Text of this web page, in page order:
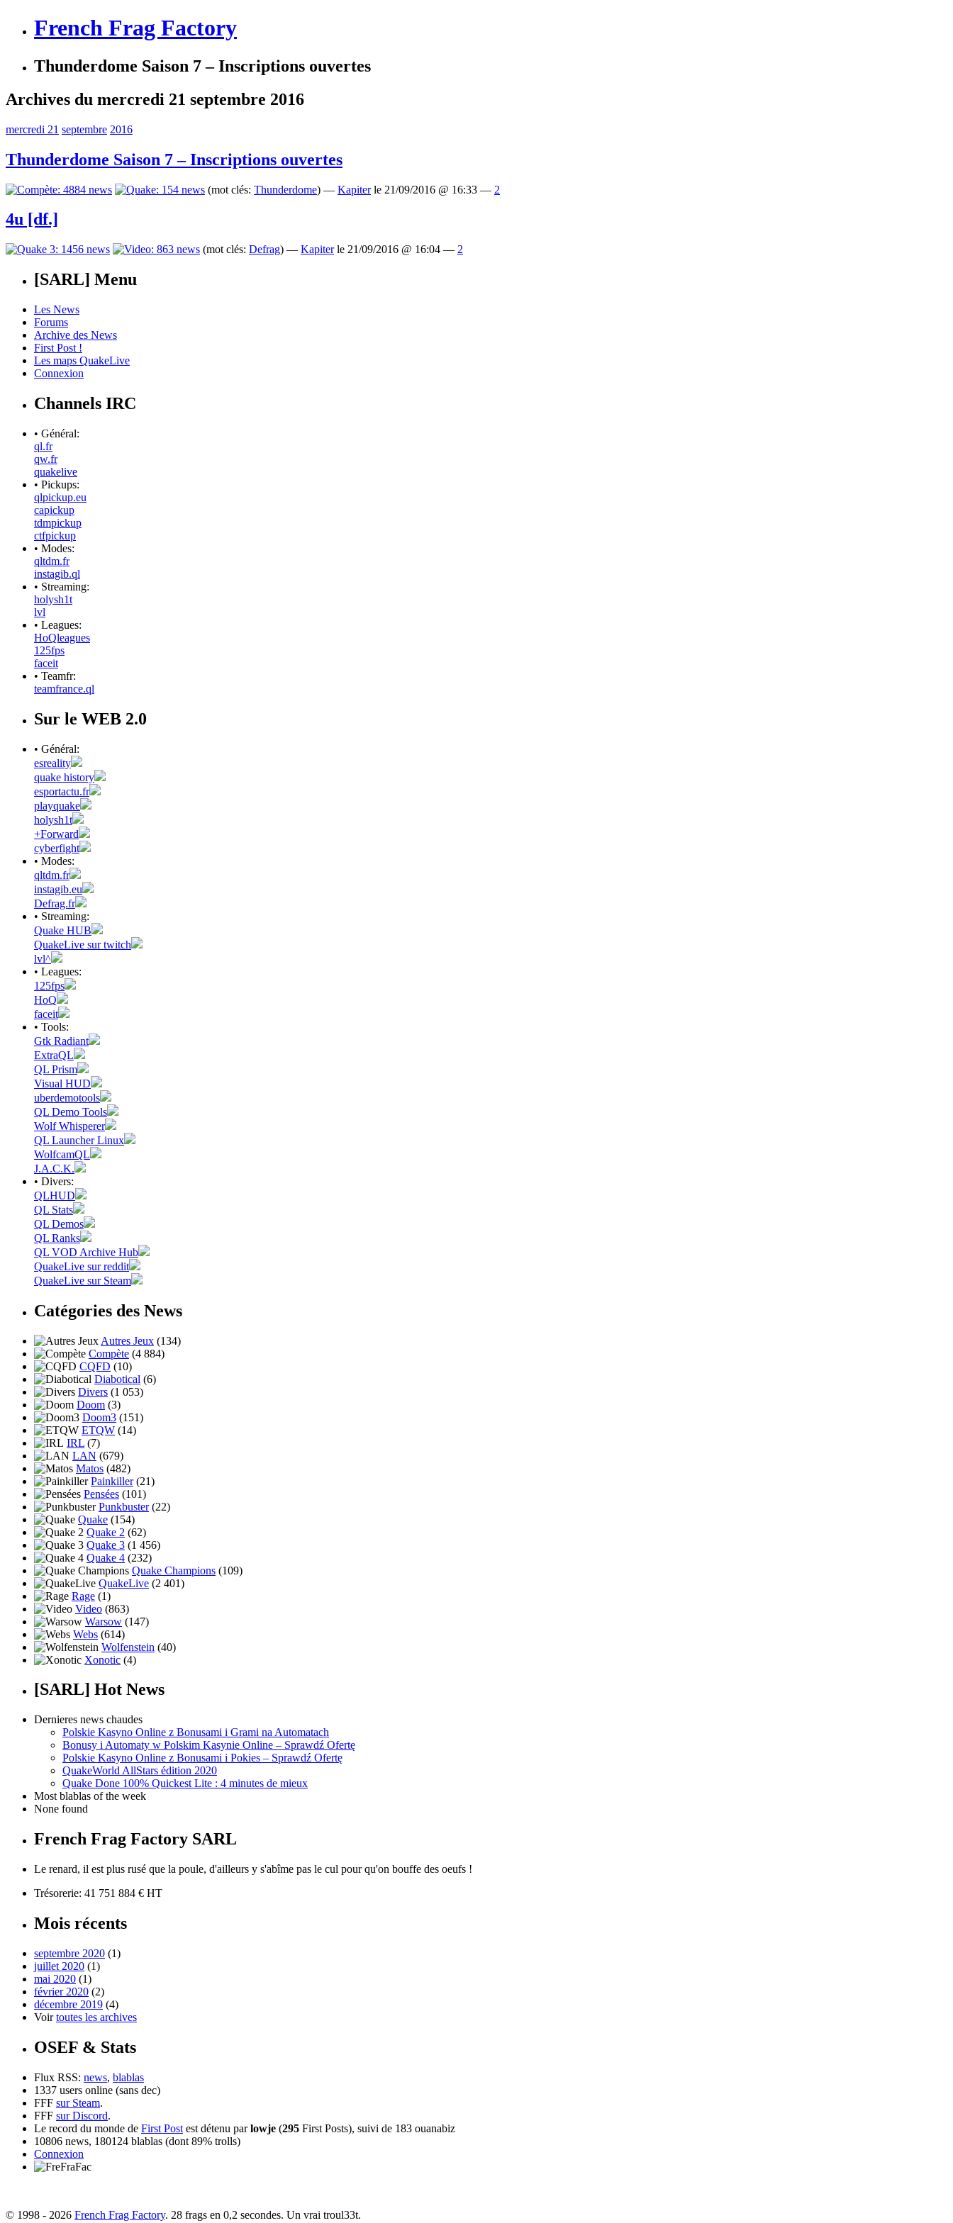
French Frag Factory
Thunderdome Saison 7 – Inscriptions ouvertes
Archives du mercredi 21 septembre 2016
mercredi 21 septembre 2016
Thunderdome Saison 7 – Inscriptions ouvertes
(mot clés: Thunderdome) — Kapiterle 21/09/2016 @ 16:33 — 2
4u [df.]
(mot clés: Defrag) — Kapiterle 21/09/2016 @ 16:04 — 2
[SARL] Menu
Les News
Forums
Archive des News
First Post !
Les maps QuakeLive
Connexion
Channels IRC
• Général:
ql.fr
qw.fr
quakelive
• Pickups:
qlpickup.eu
capickup
tdmpickup
ctfpickup
• Modes:
qltdm.fr
instagib.ql
• Streaming:
holysh1t
lvl
• Leagues:
HoQleagues
125fps
faceit
• Teamfr:
teamfrance.ql
Sur le WEB 2.0
• Général:
esreality
quake history
esportactu.fr
playquake
holysh1t
+Forward
cyberfight
• Modes:
qltdm.fr
instagib.eu
Defrag.fr
• Streaming:
Quake HUB
QuakeLive sur twitch
lvl^
• Leagues:
125fps
HoQ
faceit
• Tools:
Gtk Radiant
ExtraQL
QL Prism
Visual HUD
uberdemotools
QL Demo Tools
Wolf Whisperer
QL Launcher Linux
WolfcamQL
J.A.C.K.
• Divers:
QLHUD
QL Stats
QL Demos
QL Ranks
QL VOD Archive Hub
QuakeLive sur reddit
QuakeLive sur Steam
Catégories des News
Autres Jeux (134)
Compète (4 884)
CQFD (10)
Diabotical (6)
Divers (1 053)
Doom (3)
Doom3 (151)
ETQW (14)
IRL (7)
LAN (679)
Matos (482)
Painkiller(21)
Pensées (101)
Punkbuster(22)
Quake (154)
Quake 2 (62)
Quake 3 (1 456)
Quake 4 (232)
Quake Champions (109)
QuakeLive (2 401)
Rage (1)
Video (863)
Warsow (147)
Webs (614)
Wolfenstein (40)
Xonotic (4)
[SARL] Hot News
Dernieres news chaudes
Polskie Kasyno Online z Bonusami i Grami na Automatach
Bonusy i Automaty w Polskim Kasynie Online – Sprawdź Ofertę
Polskie Kasyno Online z Bonusami i Pokies – Sprawdź Ofertę
QuakeWorld AllStars édition 2020
Quake Done 100% Quickest Lite : 4 minutes de mieux
Most blablas of the week
None found
French Frag Factory SARL
Le renard, il est plus rusé que la poule, d'ailleurs y s'abîme pas le cul pour qu'on bouffe des oeufs !
Trésorerie: 41 751 884 € HT
Mois récents
septembre 2020 (1)
juillet 2020 (1)
mai 2020 (1)
février 2020 (2)
décembre 2019 (4)
Voirtoutes les archives
OSEF & Stats
Flux RSS: news, blablas
1337 users online (sans dec)
FFF sur Steam.
FFF sur Discord.
Le record du monde de First Post est détenu parlowje (295 First Posts), suivi de 183 ouanabiz
10806 news, 180124 blablas (dont 89% trolls)
Connexion
© 1998 - 2026 French Frag Factory. 28 frags en 0,2 secondes. Un vrai troul33t.